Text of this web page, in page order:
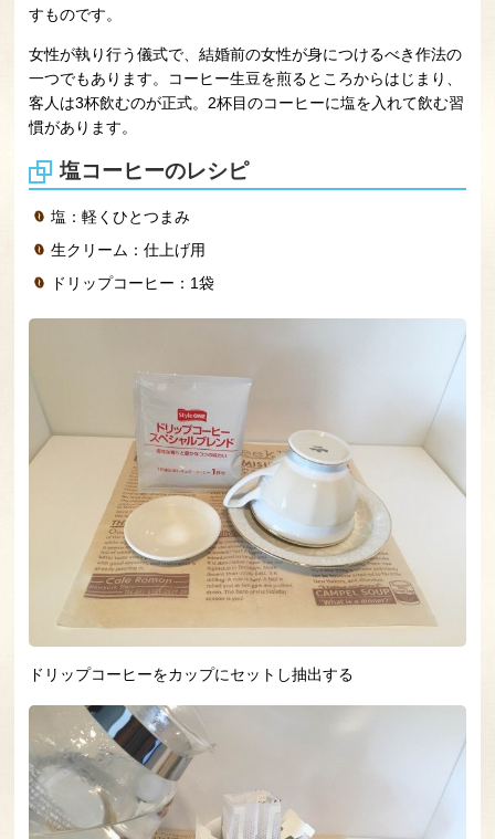
すものです。
女性が執り行う儀式で、結婚前の女性が身につけるべき作法の
一つでもあります。コーヒー生豆を煎るところからはじまり、
客人は3杯飲むのが正式。2杯目のコーヒーに塩を入れて飲む習
慣があります。
塩コーヒーのレシピ
塩：軽くひとつまみ
生クリーム：仕上げ用
ドリップコーヒー：1袋
ドリップコーヒーをカップにセットし抽出する